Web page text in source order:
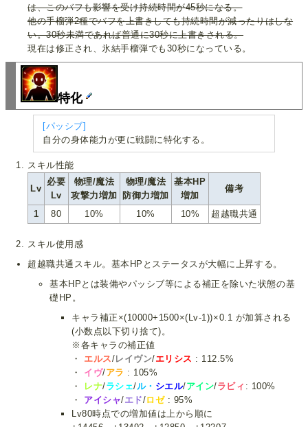
は、このバフも影響を受け持続時間が45秒になる。
他の手榴弾2種でバフを上書きしても持続時間が減ったりはしな
い。30秒未満であれば普通に30秒に上書きされる。
現在は修正され、氷結手榴弾でも30秒になっている。
特化
[パッシブ]
自分の身体能力が更に戦闘に特化する。
スキル性能
Lv
必要
Lv
物理/魔法
攻撃力増加
物理/魔法
防御力増加
基本HP
増加
備考
1 80 10% 10% 10% 超越職共通
スキル使用感
超越職共通スキル。基本HPとステータスが大幅に上昇する。
基本HPとは装備やパッシブ等による補正を除いた状態の基
礎HP。
キャラ補正×(10000+1500×(Lv-1))×0.1 が加算される
(小数点以下切り捨て)。
※各キャラの補正値
・ エルス/レイヴン/エリシス : 112.5%
・ イヴ/アラ : 105%
・
レナ/ラシェ/ル・ シエル/アイン/ラビィ : 100%
・ アイシャ/エド/ロゼ: 95%
Lv80時点での増加値は上から順に